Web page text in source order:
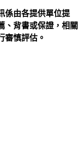
係由各提供單位提
、背書或保證，相關
審慎評估。